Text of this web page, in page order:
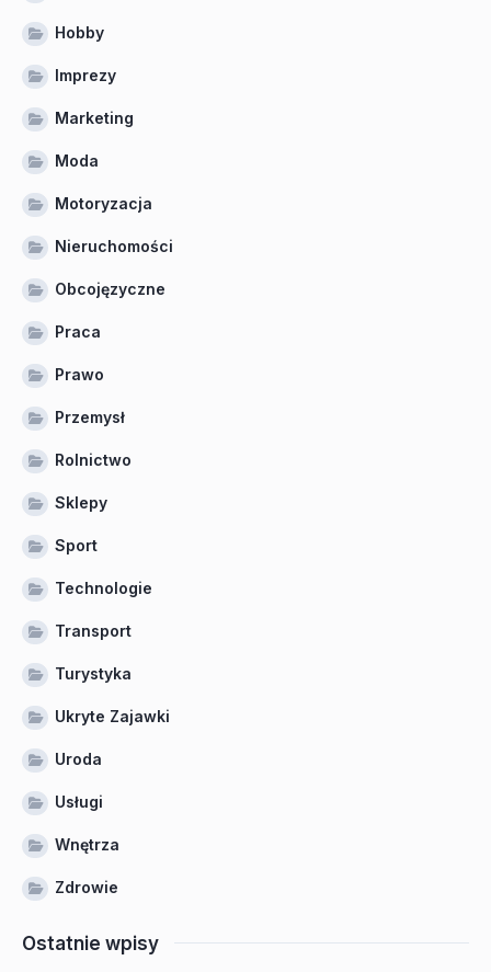
Hobby
Imprezy
Marketing
Moda
Motoryzacja
Nieruchomości
Obcojęzyczne
Praca
Prawo
Przemysł
Rolnictwo
Sklepy
Sport
Technologie
Transport
Turystyka
Ukryte Zajawki
Uroda
Usługi
Wnętrza
Zdrowie
Ostatnie wpisy